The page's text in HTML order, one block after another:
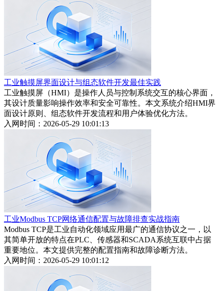
工业触摸屏界面设计与组态软件开发最佳实践
工业触摸屏（HMI）是操作人员与控制系统交互的核心界面，
其设计质量影响操作效率和安全可靠性。本文系统介绍HMI界
面设计原则、组态软件开发流程和用户体验优化方法。
入网时间：2026-05-29 10:01:13
工业Modbus TCP网络通信配置与故障排查实战指南
Modbus TCP是工业自动化领域应用最广的通信协议之一，以
其简单开放的特点在PLC、传感器和SCADA系统互联中占据
重要地位。本文提供完整的配置指南和故障诊断方法。
入网时间：2026-05-29 10:01:12